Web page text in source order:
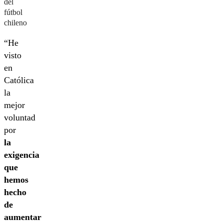
del
fútbol
chileno
“He
visto
en
Católica
la
mejor
voluntad
por
la
exigencia
que
hemos
hecho
de
aumentar